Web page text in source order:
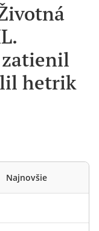
hetrik
Najnovšie